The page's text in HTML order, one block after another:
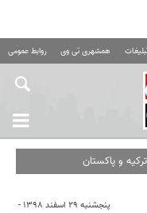
همشهری تی وی روابط عمومی
و پاکستان
پنجشنبه ۲۹ اسفند ۱۳۹۸ -